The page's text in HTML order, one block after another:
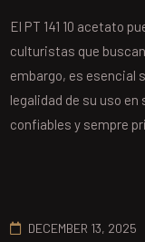
El PT 141 10 acetato
culturistas que
embargo, es esencial
legalidad de su uso
confiables y sempre
DECEMBER 13, 2025